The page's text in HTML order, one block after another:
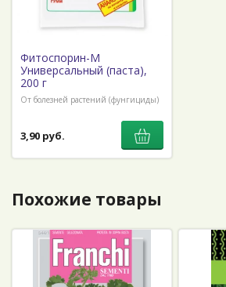
Фитоспорин-М
Универсальный (паста),
200 г
От болезней растений (фунгициды)
3,90 руб.
Похожие товары